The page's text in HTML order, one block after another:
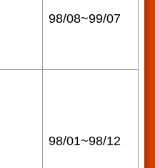
98/08~99/07
98/01~98/12